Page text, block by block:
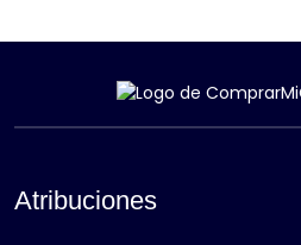
Atribuciones